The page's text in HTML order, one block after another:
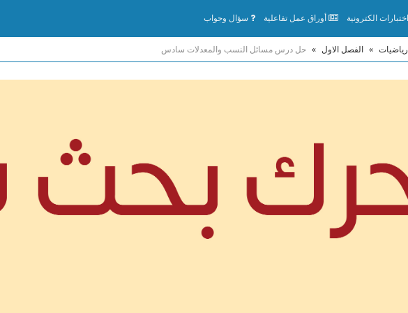
اختبارات الكترونية أوراق عمل تفاعلية سؤال وجواب
رياضيات » الفصل الاول » حل درس مسائل النسب والمعدلات سادس